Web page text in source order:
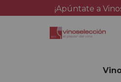
¡Apúntate a